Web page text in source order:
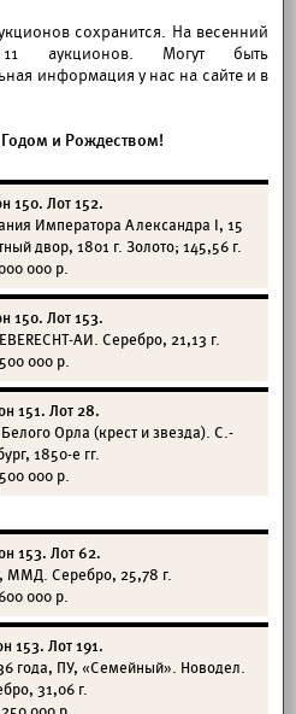
сохранится. На весенний
11 аукционов. Могут быть
информация у нас на сайте и в
и Рождеством!
150. Лот 152.
Императора Александра I, 15
двор, 1801 г. Золото; 145,56 г.
000 р.
150. Лот 153.
AИ. Серебро, 21,13 г.
000 р.
151. Лот 28.
Орла (крест и звезда). С.-
1850-е гг.
000 р.
153. Лот 62.
ММД. Серебро, 25,78 г.
000 р.
153. Лот 191.
года, ПУ, «Семейный». Новодел.
31,06 г.